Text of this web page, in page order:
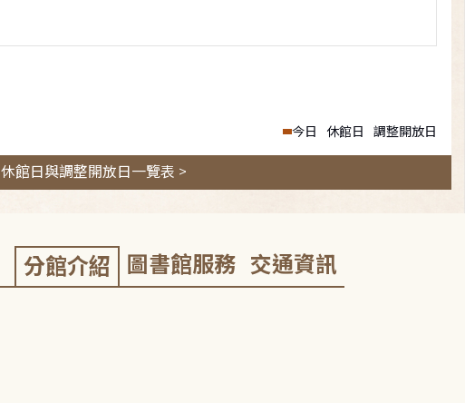
今日 休館日 調整開放日
休館日與調整開放日一覽表 >
分館介紹 圖書館服務 交通資訊